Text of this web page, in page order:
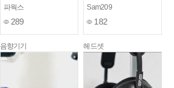
Buds) 사용, 청음기
파웍스
289
Sam209
182
음향기기 헤드셋